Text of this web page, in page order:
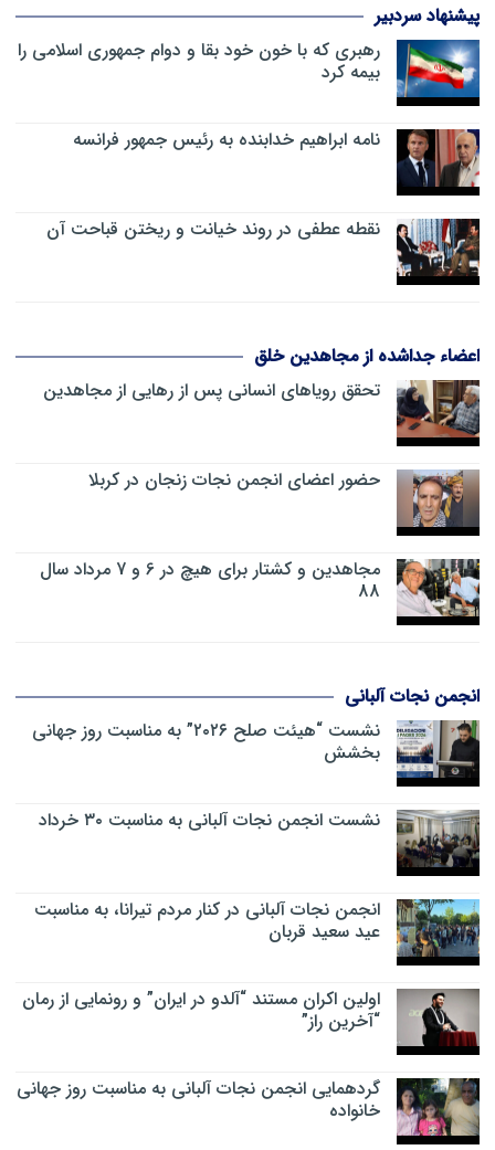
پیشنهاد سردبیر
رهبری که با خون خود بقا و دوام جمهوری اسلامی را
بیمه کرد
نامه ابراهیم خدابنده به رئیس جمهور فرانسه
نقطه عطفی در روند خیانت و ریختن قباحت آن
اعضاء جداشده از مجاهدین خلق
تحقق رویاهای انسانی پس از رهایی از مجاهدین
حضور اعضای انجمن نجات زنجان در کربلا
مجاهدین و کشتار برای هیچ در 6 و 7 مرداد سال
88
انجمن نجات آلبانی
نشست “هیئت صلح ۲۰۲۶” به مناسبت روز جهانی
بخشش
نشست انجمن نجات آلبانی به مناسبت ۳۰ خرداد
انجمن نجات آلبانی در کنار مردم تیرانا، به مناسبت
عید سعید قربان
اولین اکران مستند “آلدو در ایران” و رونمایی از رمان
“آخرین راز”
گردهمایی انجمن نجات آلبانی به مناسبت روز جهانی
خانواده